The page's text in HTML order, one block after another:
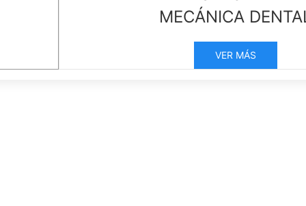
MECÁNICA
VER MÁS